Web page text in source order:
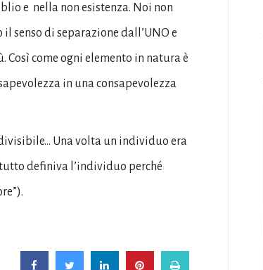
e nella non esistenza. Noi non
senso di separazione dall’UNO e
come ogni elemento in natura è
in una consapevolezza
Una volta un individuo era
definiva l’individuo perché